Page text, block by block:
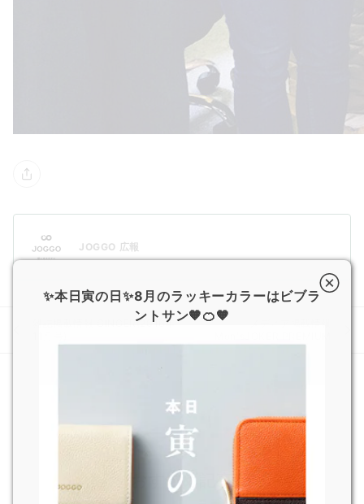
JOGGO 広報
雑誌掲載情報 GINGER(2016年
おすすめ記事
✨本日寅の日✨8月のラッキーカラーはビブラ
ントサン🧡🍊🧡